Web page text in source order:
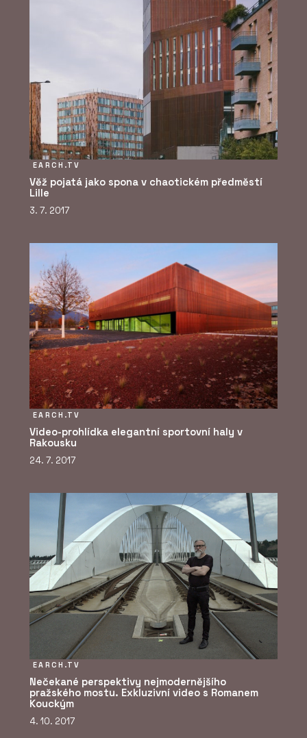
EARCH.TV
Věž pojatá jako spona v chaotickém předměstí
Lille
3. 7. 2017
EARCH.TV
Video-prohlídka elegantní sportovní haly v
Rakousku
24. 7. 2017
EARCH.TV
Nečekané perspektivy nejmodernějšího
pražského mostu. Exkluzivní video s Romanem
Kouckým
4. 10. 2017